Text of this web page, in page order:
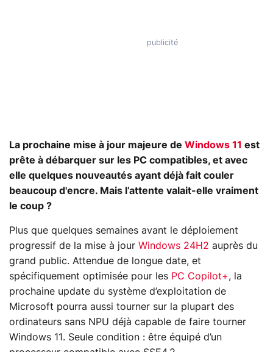
La prochaine mise à jour majeure de Windows 11 est
prête à débarquer sur les PC compatibles, et avec
elle quelques nouveautés ayant déjà fait couler
beaucoup d'encre. Mais l’attente valait-elle vraiment
le coup ?
Plus que quelques semaines avant le déploiement
progressif de la mise à jour Windows 24H2 auprès du
grand public. Attendue de longue date, et
spécifiquement optimisée pour les PC Copilot+, la
prochaine update du système d’exploitation de
Microsoft pourra aussi tourner sur la plupart des
ordinateurs sans NPU déjà capable de faire tourner
Windows 11. Seule condition : être équipé d’un